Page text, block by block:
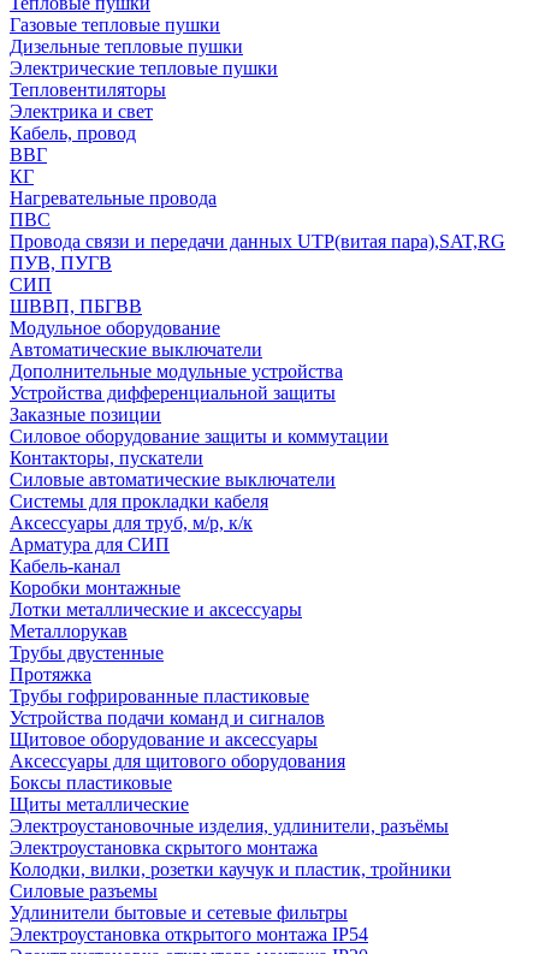
Газовые тепловые пушки
Дизельные тепловые пушки
Электрические тепловые пушки
Тепловентиляторы
Электрика и свет
Кабель, провод
ВВГ
КГ
Нагревательные провода
ПВС
Провода связи и передачи данных UTP(витая пара),SAT,RG
ПУВ, ПУГВ
СИП
ШВВП, ПБГВВ
Модульное оборудование
Автоматические выключатели
Дополнительные модульные устройства
Устройства дифференциальной защиты
Заказные позиции
Силовое оборудование защиты и коммутации
Контакторы, пускатели
Силовые автоматические выключатели
Системы для прокладки кабеля
Аксессуары для труб, м/р, к/к
Арматура для СИП
Кабель-канал
Коробки монтажные
Лотки металлические и аксессуары
Металлорукав
Трубы двустенные
Протяжка
Трубы гофрированные пластиковые
Устройства подачи команд и сигналов
Щитовое оборудование и аксессуары
Аксессуары для щитового оборудования
Боксы пластиковые
Щиты металлические
Электроустановочные изделия, удлинители, разъёмы
Электроустановка скрытого монтажа
Колодки, вилки, розетки каучук и пластик, тройники
Силовые разъемы
Удлинители бытовые и сетевые фильтры
Электроустановка открытого монтажа IP54